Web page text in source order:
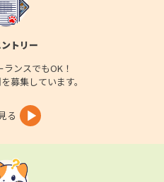
トリー
ンスでもOK！
募集しています。
る